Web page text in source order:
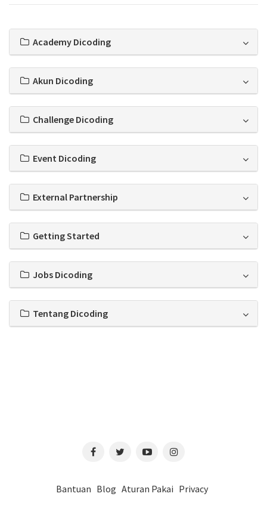
Academy Dicoding
Akun Dicoding
Challenge Dicoding
Event Dicoding
External Partnership
Getting Started
Jobs Dicoding
Tentang Dicoding
Bantuan Blog Aturan Pakai Privacy